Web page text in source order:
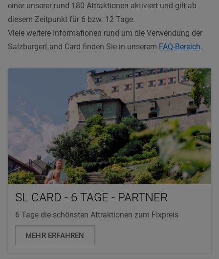
einer unserer rund 180 Attraktionen aktiviert und gilt ab
diesem Zeitpunkt für 6 bzw. 12 Tage.
Viele weitere Informationen rund um die Verwendung der
SalzburgerLand Card finden Sie in unserem FAQ-Bereich.
SL CARD - 6 TAGE - PARTNER
6 Tage die schönsten Attraktionen zum Fixpreis
MEHR ERFAHREN